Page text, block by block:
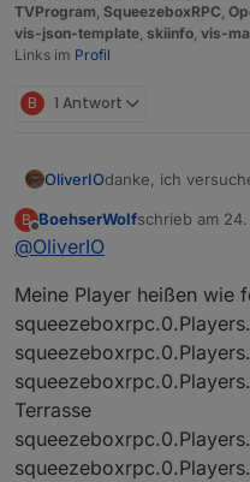
TVProgram SqueezeboxRPC
vis-json-template skiinfo vis-
Links im Profil
B 1 Antwort
OliverIOdanke, ich
Wie heißen deine
daran liegen. Da
Endlosschleife
B
Offline
BoehserWolfschrieb am
zuletzt editiert
@OliverIO
Meine Player heißen wie
Terrasse